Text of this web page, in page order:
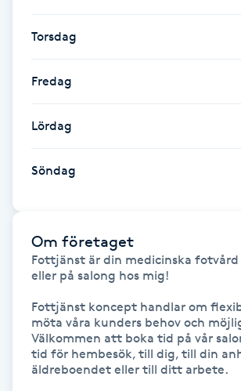
Fransk manikyr
Fransrengöring
Frekvensterapi
Friskvård
Frisör
Funktionsanalys
Färgning
Föning
Torsdag
Fredag
Lördag
Söndag
Om företaget
Fottjänst är din medicinska
eller på salong hos mig!
Fottjänst koncept handlar om
möta våra kunders behov och
Välkommen att boka tid på vår
tid för hembesök, till dig, till din
äldreboendet eller till ditt arbete.